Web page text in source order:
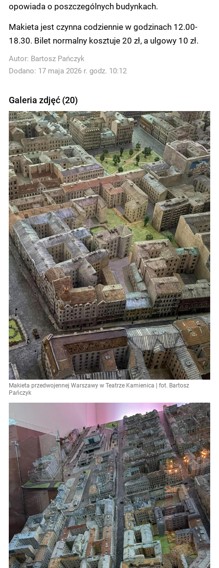
opowiada o poszczególnych budynkach.
Makieta jest czynna codziennie w godzinach 12.00-
18.30. Bilet normalny kosztuje 20 zł, a ulgowy 10 zł.
Autor: Bartosz Pańczyk
Dodano: 17 maja 2026 r. godz. 10:12
Galeria zdjęć (20)
Makieta przedwojennej Warszawy w Teatrze Kamienica | fot. Bartosz
Pańczyk